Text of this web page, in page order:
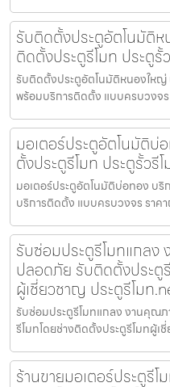
รับติดตั้งประตูอัตโนมัติห
ติดตั้งประตูรีโมท ประตูรั้
รับติดตั้งประตูอัตโนมัติหนองใหญ่
พร้อมบริการติดตั้ง แบบครบวงจ
มอเตอร์ประตูอัตโนมัติบ่
ตั้งประตูรีโมท ประตูรั้วรี
มอเตอร์ประตูอัตโนมัติบ่อทอง บริ
บริการติดตั้ง แบบครบวงจร ราค
รับซ่อมประตูรีโมทแกลง
ปลอดภัย รับติดตั้งประตู
ผู้เชี่ยวชาญ ประตูรีโมท
รับซ่อมประตูรีโมทแกลง งานคุณ
รีโมทโดยช่างติดตั้งประตูรีโมทผู้เ
ร้านขายมอเตอร์ประตูรี